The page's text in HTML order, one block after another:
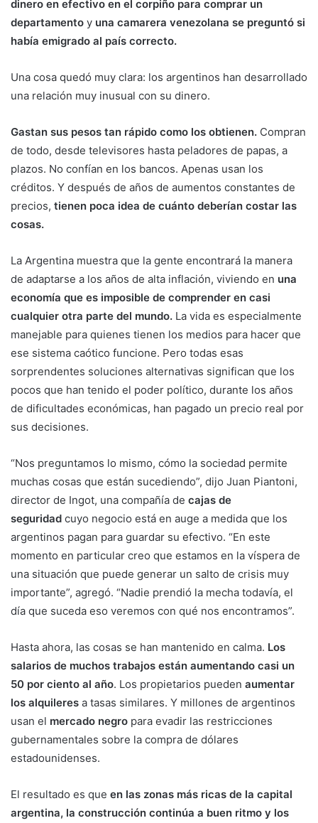
dinero en efectivo en el corpiño para comprar un
departamento y una camarera venezolana se preguntó si
había emigrado al país correcto.
Una cosa quedó muy clara: los argentinos han desarrollado
una relación muy inusual con su dinero.
Gastan sus pesos tan rápido como los obtienen. Compran
de todo, desde televisores hasta peladores de papas, a
plazos. No confían en los bancos. Apenas usan los
créditos. Y después de años de aumentos constantes de
precios, tienen poca idea de cuánto deberían costar las
cosas.
La Argentina muestra que la gente encontrará la manera
de adaptarse a los años de alta inflación, viviendo en una
economía que es imposible de comprender en casi
cualquier otra parte del mundo. La vida es especialmente
manejable para quienes tienen los medios para hacer que
ese sistema caótico funcione. Pero todas esas
sorprendentes soluciones alternativas significan que los
pocos que han tenido el poder político, durante los años
de dificultades económicas, han pagado un precio real por
sus decisiones.
“Nos preguntamos lo mismo, cómo la sociedad permite
muchas cosas que están sucediendo”, dijo Juan Piantoni,
director de Ingot, una compañía de cajas de
seguridad cuyo negocio está en auge a medida que los
argentinos pagan para guardar su efectivo. “En este
momento en particular creo que estamos en la víspera de
una situación que puede generar un salto de crisis muy
importante”, agregó. “Nadie prendió la mecha todavía, el
día que suceda eso veremos con qué nos encontramos”.
Hasta ahora, las cosas se han mantenido en calma. Los
salarios de muchos trabajos están aumentando casi un
50 por ciento al año. Los propietarios pueden aumentar
los alquileres a tasas similares. Y millones de argentinos
usan el mercado negro para evadir las restricciones
gubernamentales sobre la compra de dólares
estadounidenses.
El resultado es que en las zonas más ricas de la capital
argentina, la construcción continúa a buen ritmo y los